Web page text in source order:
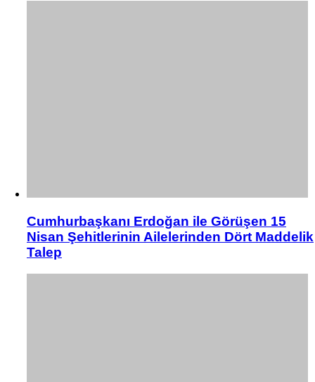
Cumhurbaşkanı Erdoğan ile Görüşen 15
Nisan Şehitlerinin Ailelerinden Dört Maddelik
Talep